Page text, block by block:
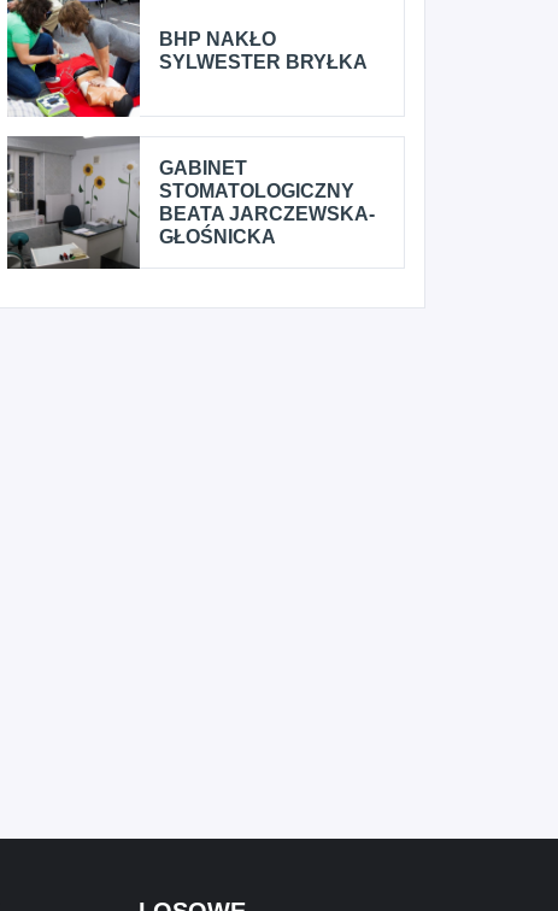
BHP NAKŁO
SYLWESTER BRYŁKA
GABINET
STOMATOLOGICZNY
BEATA JARCZEWSKA-
GŁOŚNICKA